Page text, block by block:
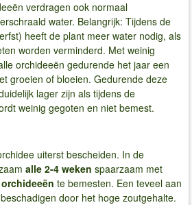
verdragen ook normaal
water. Belangrijk: Tijdens de
heeft de plant meer water nodig, als
worden verminderd. Met weinig
orchideeën gedurende het jaar een
groeien of bloeien. Gedurende deze
lager zijn als tijdens de
weinig gegoten en niet bemest.
uiterst bescheiden. In de
alle 2-4 weken spaarzaam met
te bemesten. Een teveel aan
door het hoge zoutgehalte.